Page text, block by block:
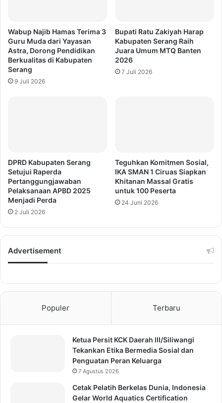
Wabup Najib Hamas Terima 3
Guru Muda dari Yayasan
Astra, Dorong Pendidikan
Berkualitas di Kabupaten
Serang
9 Juli 2026
Bupati Ratu Zakiyah Harap
Kabupaten Serang Raih
Juara Umum MTQ Banten
2026
7 Juli 2026
DPRD Kabupaten Serang
Setujui Raperda
Pertanggungjawaban
Pelaksanaan APBD 2025
Menjadi Perda
2 Juli 2026
Teguhkan Komitmen Sosial,
IKA SMAN 1 Ciruas Siapkan
Khitanan Massal Gratis
untuk 100 Peserta
24 Juni 2026
Advertisement
Populer Terbaru
Ketua Persit KCK Daerah III/Siliwangi
Tekankan Etika Bermedia Sosial dan
Penguatan Peran Keluarga
7 Agustus 2026
Cetak Pelatih Berkelas Dunia, Indonesia
Gelar World Aquatics Certification